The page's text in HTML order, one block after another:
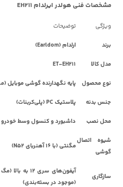
مشخصات فنی هولدر ایرلدام EH211
ویژگی توضیحات
برند ارلدام (Earldom)
مدل کالا ET-EH211
نوع محصول پایه نگهدارنده گوشی موبایل
جنس بدنه پلاستیک PC (پلی‌کربنات)
محل نصب داشبورد و کنسول وسط خودرو
شیوه اتصال
گوشی
مگنتی (با 16 آهنربای N52)
سازگاری
آیفون‌های سری
(موجود در بسته‌بندی)